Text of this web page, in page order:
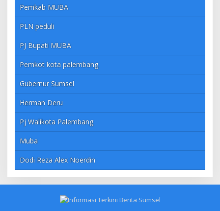
Pemkab MUBA
PLN peduli
PJ Bupati MUBA
Pemkot kota palembang
Gubernur Sumsel
Herman Deru
Pj Walikota Palembang
Muba
Dodi Reza Alex Noerdin